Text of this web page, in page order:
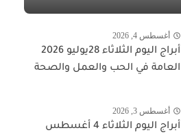
أغسطس 4, 2026
أبراج اليوم الثلاثاء 28يوليو 2026
العامة في الحب والعمل والصحة
أغسطس 3, 2026
أبراج اليوم الثلاثاء 4 أغسطس